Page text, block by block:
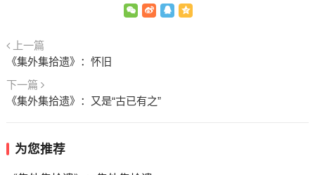
上一篇
《集外集拾遗》：怀旧
下一篇
《集外集拾遗》：又是“古已有之”
为您推荐